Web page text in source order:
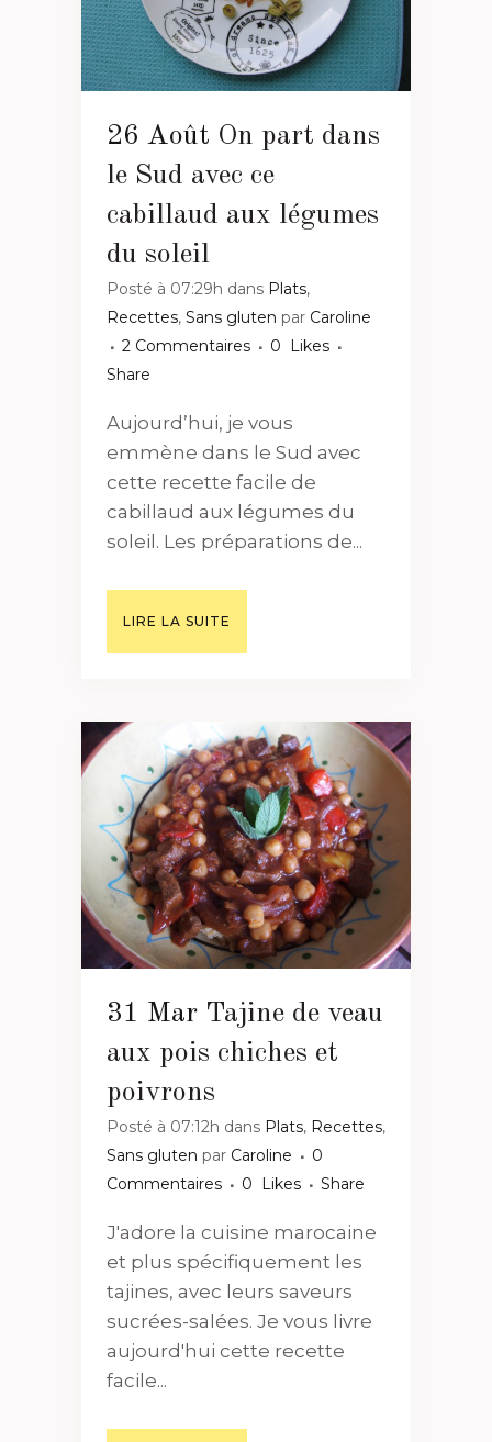
26 Août On part dans
le Sud avec ce
cabillaud aux légumes
du soleil
Posté à 07:29h dans Plats,
Recettes, Sans gluten par Caroline
2 Commentaires
0
Likes
Share
Aujourd’hui, je vous
emmène dans le Sud avec
cette recette facile de
cabillaud aux légumes du
soleil. Les préparations de...
LIRE LA SUITE
31 Mar Tajine de veau
aux pois chiches et
poivrons
Posté à 07:12h dans Plats, Recettes,
Sans gluten par Caroline
0
Commentaires
0 Likes Share
J'adore la cuisine marocaine
et plus spécifiquement les
tajines, avec leurs saveurs
sucrées-salées. Je vous livre
aujourd'hui cette recette
facile...